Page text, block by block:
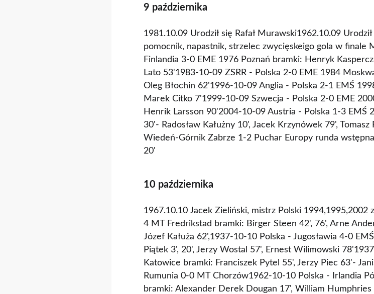
9 października
1981.10.09 Urodził się Rafał Murawski1962.10.09
pomocnik, napastnik, strzelec zwycięskeigo gola w finale
Finlandia 3-0 EME 1976 Poznań bramki: Henryk
Lato 53'1983-10-09 ZSRR - Polska 2-0 EME 1984
Oleg Błochin 62'1996-10-09 Anglia - Polska 2-1 EMŚ
Marek Citko 7'1999-10-09 Szwecja - Polska 2-0 EME
Henrik Larsson 90'2004-10-09 Austria - Polska 1-3 EMŚ
30'- Radosław Kałużny 10', Jacek Krzynówek 79',
Wiedeń-Górnik Zabrze 1-2 Puchar Europy runda
20'
10 października
1967.10.10 Jacek Zieliński, mistrz Polski
4 MT Fredrikstad bramki: Birger Steen 42', 76', Arne
Józef Kałuża 62',1937-10-10 Polska - Jugosławia 4-0
Piątek 3', 20', Jerzy Wostal 57', Ernest Wilimowski
Katowice bramki: Franciszek Pytel 55', Jerzy Piec 63'-
Rumunia 0-0 MT Chorzów1962-10-10 Polska - Irlandia
bramki: Alexander Derek Dougan 17', William